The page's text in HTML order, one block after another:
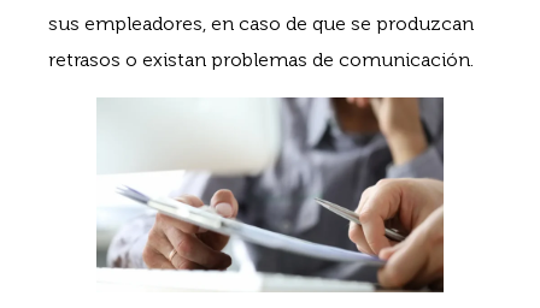
sus empleadores, en caso de que se produzcan
retrasos o existan problemas de comunicación.